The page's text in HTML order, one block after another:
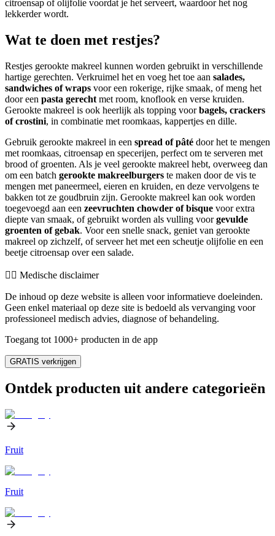
citroensap of olijfolie voordat je het serveert, waardoor het nog
lekkerder wordt.
Wat te doen met restjes?
Restjes gerookte makreel kunnen worden gebruikt in verschillende
hartige gerechten. Verkruimel het en voeg het toe aan salades,
sandwiches of wraps voor een rokerige, rijke smaak, of meng het
door een pasta gerecht met room, knoflook en verse kruiden.
Gerookte makreel is ook heerlijk als topping voorbagels, crackers
of crostini, in combinatie met roomkaas, kappertjes en dille.
Gebruik gerookte makreel in een spread of pâté door het te mengen
met roomkaas, citroensap en specerijen, perfect om te serveren met
brood of groenten. Als je veel gerookte makreel hebt, overweeg dan
om een batch gerookte makreelburgers te maken door de vis te
mengen met paneermeel, eieren en kruiden, en deze vervolgens te
bakken tot ze goudbruin zijn. Gerookte makreel kan ook worden
toegevoegd aan een zeevruchten chowder of bisque voor extra
diepte van smaak, of gebruikt worden als vulling voorgevulde
groenten of gebak. Voor een snelle snack, geniet van gerookte
makreel op zichzelf, of serveer het met een scheutje olijfolie en een
beetje citroensap over een salade.
👨‍⚕️️ Medische disclaimer
De inhoud op deze website is alleen voor informatieve doeleinden.
Geen enkel materiaal op deze site is bedoeld als vervanging voor
professioneel medisch advies, diagnose of behandeling.
Toegang tot 1000+ producten in de app
GRATIS verkrijgen
Ontdek producten uit andere categorieën
Fruit
Fruit